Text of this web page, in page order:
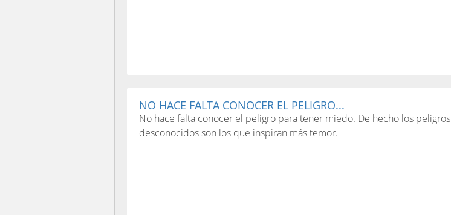
NO HACE FALTA CONOCER EL PELIGRO...
No hace falta conocer el peligro para tener miedo. De hecho los peligros
desconocidos son los que inspiran más temor.